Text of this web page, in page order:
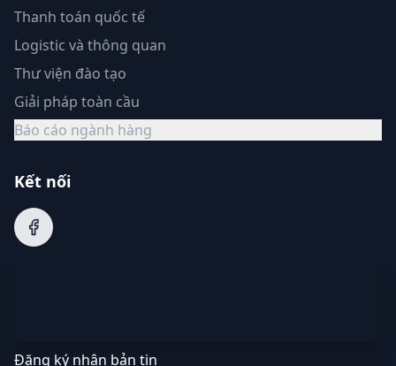
Thanh toán quốc tế
Logistic và thông quan
Thư viện đào tạo
Giải pháp toàn cầu
Báo cáo ngành hàng
Kết nối
Đăng ký nhận bản tin